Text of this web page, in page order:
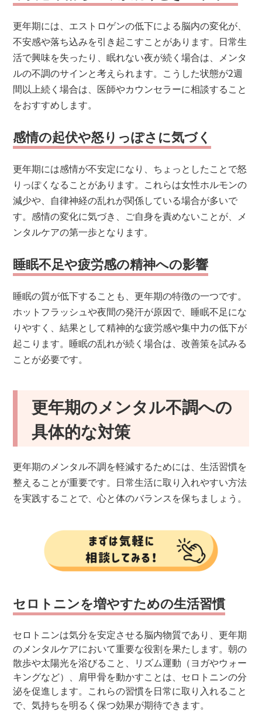
更年期には、エストロゲンの低下による脳内の変化が、
不安感や落ち込みを引き起こすことがあります。日常生
活で興味を失ったり、眠れない夜が続く場合は、メンタ
ルの不調のサインと考えられます。こうした状態が2週
間以上続く場合は、医師やカウンセラーに相談すること
をおすすめします。
感情の起伏や怒りっぽさに気づく
更年期には感情が不安定になり、ちょっとしたことで怒
りっぽくなることがあります。これらは女性ホルモンの
減少や、自律神経の乱れが関係している場合が多いで
す。感情の変化に気づき、ご自身を責めないことが、メ
ンタルケアの第一歩となります。
睡眠不足や疲労感の精神への影響
睡眠の質が低下することも、更年期の特徴の一つです。
ホットフラッシュや夜間の発汗が原因で、睡眠不足にな
りやすく、結果として精神的な疲労感や集中力の低下が
起こります。睡眠の乱れが続く場合は、改善策を試みる
ことが必要です。
更年期のメンタル不調への
具体的な対策
更年期のメンタル不調を軽減するためには、生活習慣を
整えることが重要です。日常生活に取り入れやすい方法
を実践することで、心と体のバランスを保ちましょう。
セロトニンを増やすための生活習慣
セロトニンは気分を安定させる脳内物質であり、更年期
のメンタルケアにおいて重要な役割を果たします。朝の
散歩や太陽光を浴びること、リズム運動（ヨガやウォー
キングなど）、 肩甲骨を動かすことは、セロトニンの分
泌を促進します。これらの習慣を日常に取り入れること
で、気持ちを明るく保つ効果が期待できます。